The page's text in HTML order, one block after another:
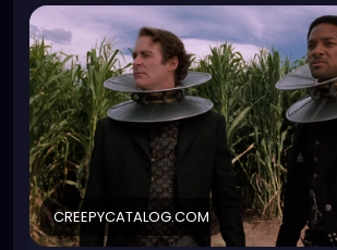
CREEPYCATALOG.COM